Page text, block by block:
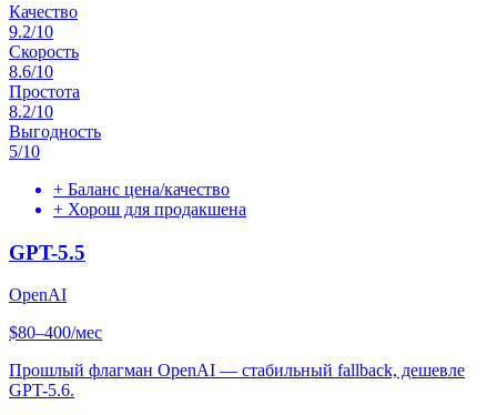
Качество
9.2/10
Скорость
8.6/10
Простота
8.2/10
Выгодность
5/10
+ Баланс цена/качество
+ Хорош для продакшена
GPT-5.5
OpenAI
$80–400/мес
Прошлый флагман OpenAI — стабильный fallback, дешевле
GPT-5.6.